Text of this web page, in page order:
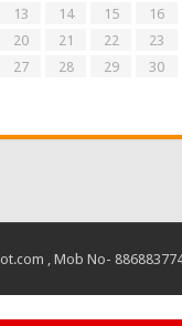
13 14 15
16
20 21 22
23
27 28 29
30
, Mob No-